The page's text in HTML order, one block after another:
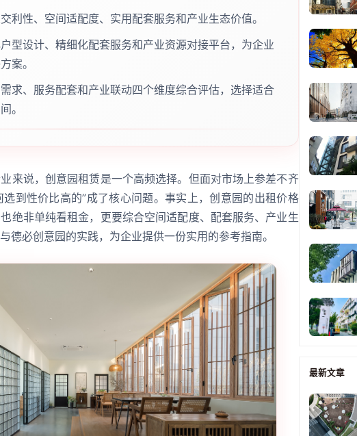
利性、空间适配度、实用配套服务和产业生态价值。
型设计、精细化配套服务和产业资源对接平台，为企业
案。
求、服务配套和产业联动四个维度综合评估，选择适合
。
来说，创意园租赁是一个高频选择。但面对市场上参差不齐
选到性价比高的”成了核心问题。事实上，创意园的出租价格
绝非单纯看租金，更要综合空间适配度、配套服务、产业生
德必创意园的实践，为企业提供一份实用的参考指南。
最新文章